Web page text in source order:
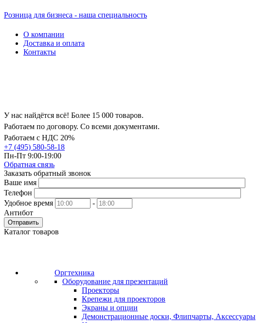
Розница для бизнеса - наша специальность
О компании
Доставка и оплата
Контакты
У нас найдётся всё! Более 15 000 товаров.
Работаем по договору. Со всеми документами.
Работаем с НДС 20%
+7 (495) 580-58-18
Пн-Пт 9:00-19:00
Обратная связь
Заказать обратный звонок
Ваше имя
Телефон
Удобное время
-
Антибот
Отправить
Каталог товаров
Оргтехника
Оборудование для презентаций
Проекторы
Крепежи для проекторов
Экраны и опции
Демонстрационные доски, Флипчарты, Аксессуары